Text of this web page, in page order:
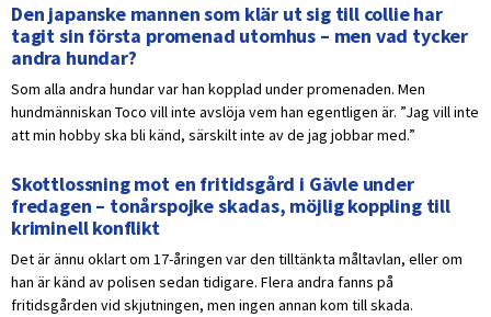
Den japanske mannen som klär ut sig till collie har
tagit sin första promenad utomhus – men vad tycker
andra hundar?
Som alla andra hundar var han kopplad under promenaden. Men
hundmänniskan Toco vill inte avslöja vem han egentligen är. ”Jag vill inte
att min hobby ska bli känd, särskilt inte av de jag jobbar med.”
Skottlossning mot en fritidsgård i Gävle under
fredagen – tonårspojke skadas, möjlig koppling till
kriminell konflikt
Det är ännu oklart om 17-åringen var den tilltänkta måltavlan, eller om
han är känd av polisen sedan tidigare. Flera andra fanns på
fritidsgården vid skjutningen, men ingen annan kom till skada.